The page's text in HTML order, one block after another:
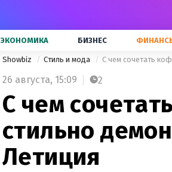
ЭКОНОМИКА БИЗНЕС
Showbiz Стиль и мода С чем сочетать
26 августа, 15:09 2
С чем
стильно
Летиция